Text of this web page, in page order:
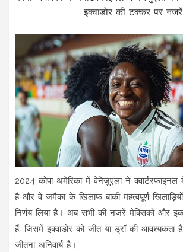
इक्वाडोर की टक्कर पर नजरें
2024 कोपा अमेरिका में वेनेजुएला ने
है और वे जमैका के खिलाफ बाकी महत्वपूर्ण
निर्णय लिया है। अब सभी की नजरें मेक्सिको और
हैं, जिसमें इक्वाडोर को जीत या ड्रॉ की आवश्यकता
जीतना अनिवार्य है।